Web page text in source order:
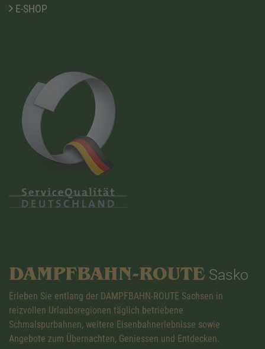
E-SHOP
DAMPFBAHN-ROUTE Sasko
Erleben Sie entlang der DAMPFBAHN-ROUTE Sachsen in
reizvollen Urlaubsregionen täglich betriebene
Schmalspurbahnen, weitere Eisenbahnerlebnisse sowie
Angebote zum Übernachten, Geniessen und Entdecken.